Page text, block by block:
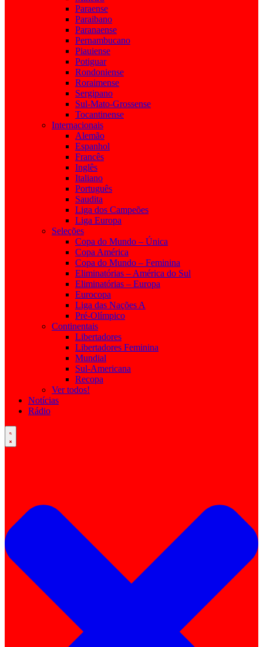
Paraense
Paraibano
Paranaense
Pernambucano
Piauiense
Potiguar
Rondoniense
Roraimense
Sergipano
Sul-Mato-Grossense
Tocantinense
Internacionais
Alemão
Espanhol
Francês
Inglês
Italiano
Português
Saudita
Liga dos Campeões
Liga Europa
Seleções
Copa do Mundo – Única
Copa América
Copa do Mundo – Feminina
Eliminatórias – América do Sul
Eliminatórias – Europa
Eurocopa
Liga das Nações A
Pré-Olímpico
Continentais
Libertadores
Libertadores Feminina
Mundial
Sul-Americana
Recopa
Ver todos!
Notícias
Rádio